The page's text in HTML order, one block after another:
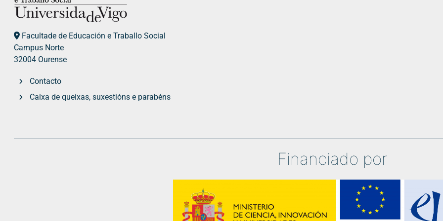
Facultade de Educación e Traballo Social
Campus Norte
32004 Ourense
Contacto
Caixa de queixas, suxestións e parabéns
Financiado por